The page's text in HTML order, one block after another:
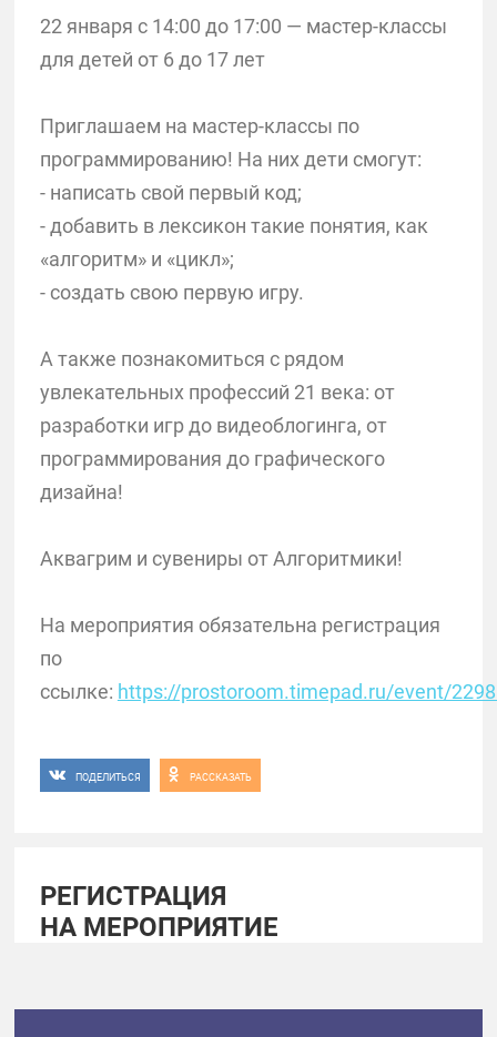
22 января с 14:00 до 17:00 — мастер-классы
для детей от 6 до 17 лет
Приглашаем на мастер-классы по
программированию! На них дети смогут:
- написать свой первый код;
- добавить в лексикон такие понятия, как
«алгоритм» и «цикл»;
- создать свою первую игру.
А также познакомиться с рядом
увлекательных профессий 21 века: от
разработки игр до видеоблогинга, от
программирования до графического
дизайна!
Аквагрим и сувениры от Алгоритмики!
На мероприятия обязательна регистрация
по
ссылке: https://prostoroom.timepad.ru/event/
ПОДЕЛИТЬСЯ РАССКАЗАТЬ
РЕГИСТРАЦИЯ
НА МЕРОПРИЯТИЕ